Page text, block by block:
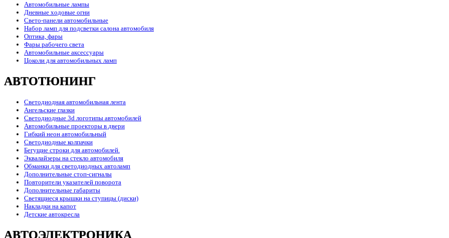
Автомобильные лампы
Дневные ходовые огни
Свето-панели автомобильные
Набор ламп для подсветки салона автомобиля
Оптика, фары
Фары рабочего света
Автомобильные аксессуары
Цоколи для автомобильных ламп
АВТОТЮНИНГ
Светодиодная автомобильная лента
Ангельские глазки
Светодиодные 3d логотипы автомобилей
Автомобильные проекторы в двери
Гибкий неон автомобильный
Светодиодные колпачки
Бегущие строки для автомобилей.
Эквалайзеры на стекло автомобиля
Обманки для светодиодных автоламп
Дополнительные стоп-сигналы
Повторители указателей поворота
Дополнительные габариты
Светящиеся крышки на ступицы (диски)
Накладки на капот
Детские автокресла
АВТОЭЛЕКТРОНИКА